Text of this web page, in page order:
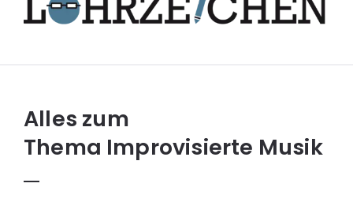
Alles zum
Thema Improvisierte Musik